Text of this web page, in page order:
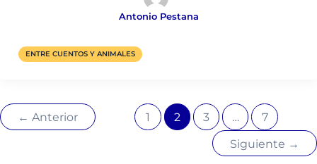
Antonio Pestana
ENTRE CUENTOS Y ANIMALES
← Anterior 1 2 3 …
7
Siguiente →